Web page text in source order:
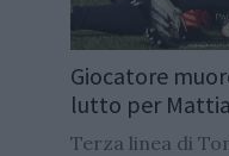
Giocatore
lutto per
Terza linea di